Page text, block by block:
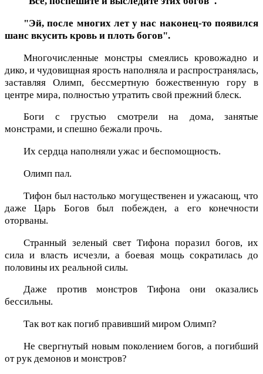
"Эй, после многих лет у нас наконец-то появился
шанс вкусить кровь и плоть богов".
Многочисленные монстры смеялись кровожадно и
дико, и чудовищная ярость наполняла и распространялась,
заставляя Олимп, бессмертную божественную гору в
центре мира, полностью утратить свой прежний блеск.
Боги с грустью смотрели на дома, занятые
монстрами, и спешно бежали прочь.
Их сердца наполняли ужас и беспомощность.
Олимп пал.
Тифон был настолько могущественен и ужасающ, что
даже Царь Богов был побежден, а его конечности
оторваны.
Странный зеленый свет Тифона поразил богов, их
сила и власть исчезли, а боевая мощь сократилась до
половины их реальной силы.
Даже против монстров Тифона они оказались
бессильны.
Так вот как погиб правивший миром Олимп?
Не свергнутый новым поколением богов, а погибший
от рук демонов и монстров?